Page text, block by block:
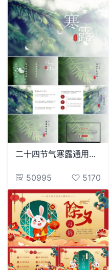
二十四节气寒露通用PPT模板(30)
50995 5170